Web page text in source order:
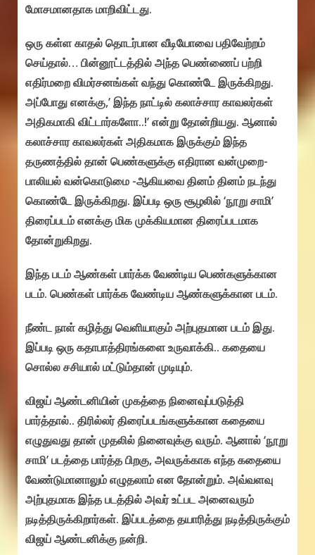
மோசமானதாக மாறிவிட்டது.
ஒரு கள்ள காதல் தொடர்பான வீடியோவை பதிவேற்றம்
செய்தால்… பின்னூட்டத்தில் அந்த பெண்ணைப் பற்றி
எதிர்மறை விமர்சனங்கள் வந்து கொண்டே இருக்கிறது.
அப்போது எனக்கு,’ இந்த நாட்டில் கலாச்சார காவலர்கள்
அதிகமாகி விட்டார்களோ..!’ என்று தோன்றியது. ஆனால்
கலாச்சார காவலர்கள் அதிகமாக இருக்கும் இந்த
தருணத்தில் தான் பெண்களுக்கு எதிரான வன்முறை-
பாலியல் வன்கொடுமை -ஆகியவை தினம் தினம் நடந்து
கொண்டே இருக்கிறது. இப்படி ஒரு சூழலில் ‘நூறு சாமி’
திரைப்படம் எனக்கு மிக முக்கியமான திரைப்படமாக
தோன்றுகிறது.
இந்த படம் ஆண்கள் பார்க்க வேண்டிய பெண்களுக்கான
படம். பெண்கள் பார்க்க வேண்டிய ஆண்களுக்கான படம்.
நீண்ட நாள் கழித்து வெளியாகும் அற்புதமான படம் இது.
இப்படி ஒரு கதாபாத்திரங்களை உருவாக்கி.. கதையை
சொல்ல சசியால் மட்டும்தான் முடியும்.
விஜய் ஆண்டனியின் முகத்தை நினைவுப்படுத்தி
பார்த்தால்.. திரில்லர் திரைப்படங்களுக்கான கதையை
எழுதுவது தான் முதலில் நினைவுக்கு வரும். ஆனால் ‘நூறு
சாமி’ படத்தை பார்த்த பிறகு, அவருக்காக எந்த கதையை
வேண்டுமானாலும் எழுதலாம் என தோன்றும். அவ்வளவு
அற்புதமாக இந்த படத்தில் அவர் உட்பட அனைவரும்
நடித்திருக்கிறார்கள். இப்படத்தை தயாரித்து நடித்திருக்கும்
விஜய் ஆண்டனிக்கு நன்றி.